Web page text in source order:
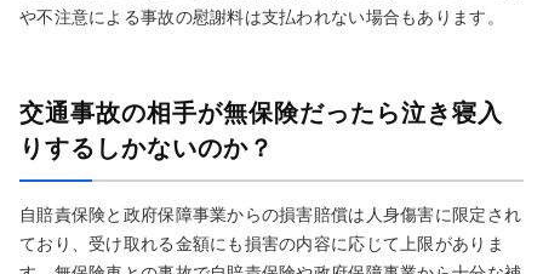
や不注意による事故の慰謝料は支払われない場合もあります。
交通事故の相手が無保険だったら泣き寝入
りするしかないのか？
自賠責保険と政府保障事業からの損害賠償は人身傷害に限定され
ており、受け取れる金額にも損害の内容に応じて上限がありま